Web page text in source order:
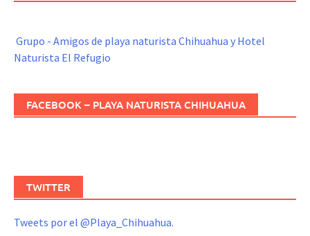
Grupo - Amigos de playa naturista Chihuahua y Hotel
Naturista El Refugio
FACEBOOK – PLAYA NATURISTA CHIHUAHUA
TWITTER
Tweets por el @Playa_Chihuahua.